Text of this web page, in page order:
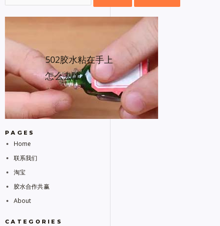
502胶水粘在手上
怎么去除
PAGES
Home
联系我们
淘宝
胶水合作共赢
About
CATEGORIES